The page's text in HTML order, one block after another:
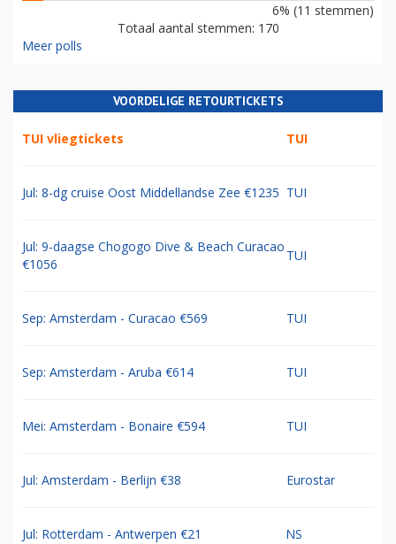
6% (11 stemmen)
Totaal aantal stemmen: 170
Meer polls
VOORDELIGE RETOURTICKETS
TUI vliegtickets TUI
Jul: 8-dg cruise Oost Middellandse Zee €1235 TUI
Jul: 9-daagse Chogogo Dive & Beach Curacao
€1056
TUI
Sep: Amsterdam - Curacao €569 TUI
Sep: Amsterdam - Aruba €614 TUI
Mei: Amsterdam - Bonaire €594 TUI
Jul: Amsterdam - Berlijn €38 Eurostar
Jul: Rotterdam - Antwerpen €21 NS